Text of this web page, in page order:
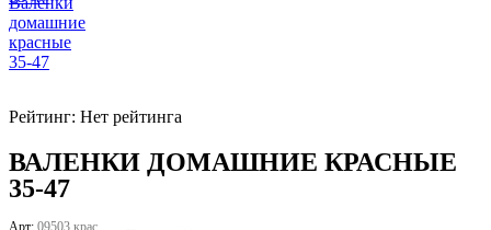
Рейтинг: Нет рейтинга
ВАЛЕНКИ ДОМАШНИЕ КРАСНЫЕ
35-47
Арт: 09503 крас